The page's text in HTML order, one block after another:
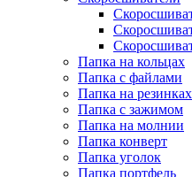
Папка на кольцах
Папка с файлами
Папка на резинках
Папка с зажимом
Папка на молнии
Папка конверт
Папка уголок
Папка портфель